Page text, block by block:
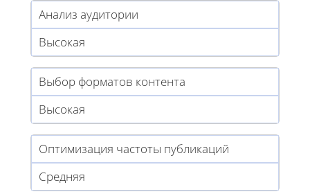
Анализ аудитории
Высокая
Выбор форматов контента
Высокая
Оптимизация частоты публикаций
Средняя